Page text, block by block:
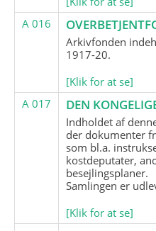
A 016
Arkivfonden
1917-20.
[Klik for at se]
A 017
DEN
Indholdet af
der dokumenter
som bl.a.
kostdeputater,
besejlingsplaner.
Samlingen er
[Klik for at se]